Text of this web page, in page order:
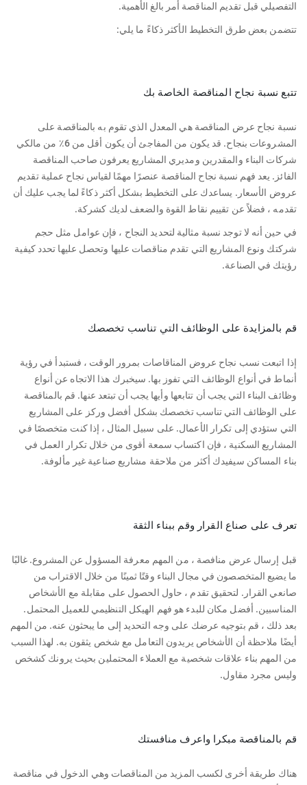
التفصيلي قبل تقديم المناقصة أمر بالغ الأهمية.
تتضمن بعض طرق التخطيط الأكثر ذكاءً ما يلي:
تتبع نسبة نجاح المناقصة الخاصة بك
نسبة نجاح عرض المناقصة هي المعدل الذي تقوم به بالمناقصة على
المشروعات بنجاح. قد يكون من المفاجئ أن يكون أقل من 6٪ من مالكي
شركات البناء والمقدرين ومديري المشاريع يعرفون صاحب المناقصة
الفائز. يعد فهم نسبة نجاح المناقصة عنصرًا مهمًا لقياس نجاح عملية تقديم
عروض الأسعار. يساعدك على التخطيط بشكل أكثر ذكاءً لما يجب عليك أن
تقدمه ، فضلاً عن تقييم نقاط القوة والضعف لديك كشركة.
في حين أنه لا توجد نسبة مثالية لتحديد النجاح ، فإن عوامل مثل حجم
شركتك ونوع المشاريع التي تقدم مناقصات عليها وتحصل عليها تحدد كيفية
رؤيتك في الصناعة.
قم بالمزايدة على الوظائف التي تناسب تخصصك
إذا اتبعت نسب نجاح عروض المناقاصات بمرور الوقت ، فستبدأ في رؤية
أنماط في أنواع الوظائف التي تفوز بها. سيخبرك هذا الاتجاه عن أنواع
وظائف البناء التي يجب أن تتابعها وأيها يجب أن تبتعد عنها. قم بالمناقصة
على الوظائف التي تناسب تخصصك بشكل أفضل وركز على المشاريع
التي ستؤدي إلى تكرار الأعمال. على سبيل المثال ، إذا كنت متخصصًا في
المشاريع السكنية ، فإن اكتساب سمعة أقوى من خلال تكرار العمل في
بناء المساكن سيفيدك أكثر من ملاحقة مشاريع صناعية غير مألوفة.
تعرف على صناع القرار وقم ببناء الثقة
قبل إرسال عرض منافصة ، من المهم معرفة المسؤول عن المشروع. غالبًا
ما يضيع المتخصصون في مجال البناء وقتًا ثمينًا من خلال الاقتراب من
صانعي القرار. لتحقيق تقدم ، حاول الحصول على مقابلة مع الأشخاص
المناسبين. أفضل مكان للبدء هو فهم الهيكل التنظيمي للعميل المحتمل.
بعد ذلك ، قم بتوجيه عرضك على وجه التحديد إلى ما يبحثون عنه. من المهم
أيضًا ملاحظة أن الأشخاص يريدون التعامل مع شخص يثقون به. لهذا السبب
من المهم بناء علاقات شخصية مع العملاء المحتملين بحيث يرونك كشخص
وليس مجرد مقاول.
قم بالمناقصة مبكرا واعرف منافستك
هناك طريقة أخرى لكسب المزيد من المناقصات وهي الدخول في مناقصة